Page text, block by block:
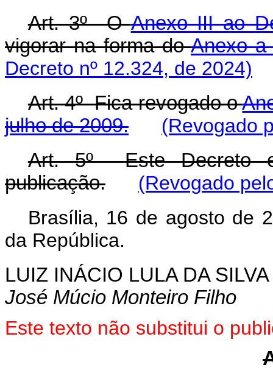
Art. 3º OAnexo III ao
vigorar na forma doAnexo a
Decreto nº 12.324, de 2024)
Art. 4º Fica revogado o
julho de 2009.
(Revogado
Art. 5º Este Decreto
publicação.
(Revogado
Brasília, 16 de agosto de
da República.
LUIZ INÁCIO LULA DA SILVA
José Múcio Monteiro Filho
Este texto não substitui o